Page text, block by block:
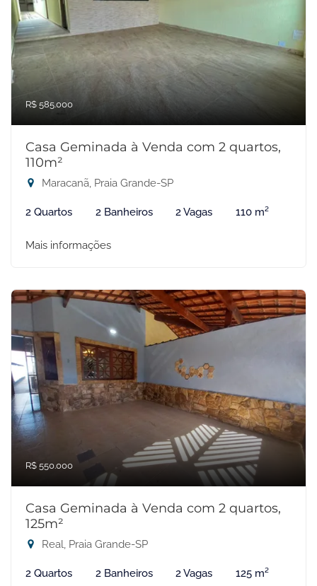
R$ 585.000
Casa Geminada à Venda com 2 quartos,
110m²
Maracanã, Praia Grande-SP
2 Quartos 2 Banheiros 2 Vagas 110 m²
Mais informações
R$ 550.000
Casa Geminada à Venda com 2 quartos,
125m²
Real, Praia Grande-SP
2 Quartos 2 Banheiros 2 Vagas 125 m²